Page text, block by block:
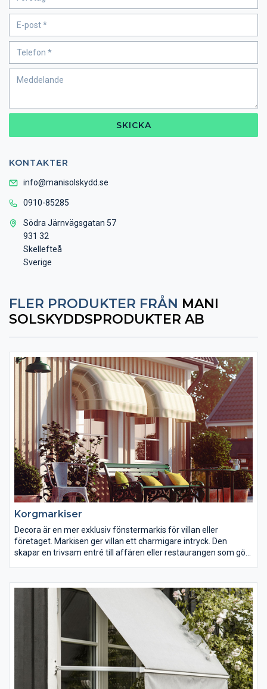
SKICKA
KONTAKTER
info@manisolskydd.se
0910-85285
Södra Järnvägsgatan 57
931 32
Skellefteå
Sverige
FLER PRODUKTER FRÅN MANI
SOLSKYDDSPRODUKTER AB
Korgmarkiser
Decora är en mer exklusiv fönstermarkis för villan eller
företaget. Markisen ger villan ett charmigare intryck. Den
skapar en trivsam entré till affären eller restaurangen som gör
köpet.
Vår vävkollektion ger dig fantastiska möjligheter att välja den
fönstermarkis som passar färgsättnigen på din fasad. I vår
utställning kan du prova, välja färg och få information om vilka
valmöjligheter som finns.